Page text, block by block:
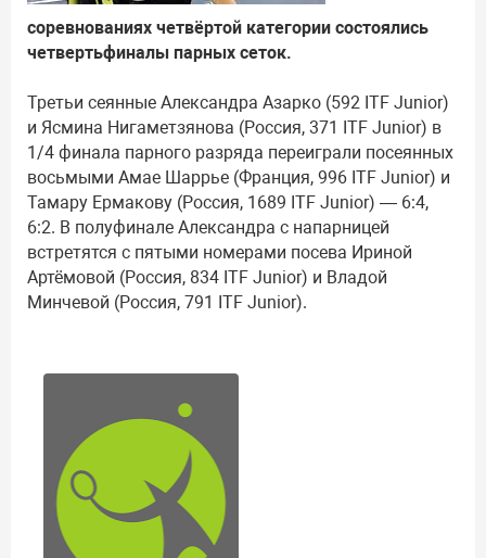
соревнованиях четвёртой категории состоялись
четвертьфиналы парных сеток.
Третьи сеянные Александра Азарко (592 ITF Junior)
и Ясмина Нигаметзянова (Россия, 371 ITF Junior) в
1/4 финала парного разряда переиграли посеянных
восьмыми Амае Шаррье (Франция, 996 ITF Junior) и
Тамару Ермакову (Россия, 1689 ITF Junior) — 6:4,
6:2. В полуфинале Александра с напарницей
встретятся с пятыми номерами посева Ириной
Артёмовой (Россия, 834 ITF Junior) и Владой
Минчевой (Россия, 791 ITF Junior).